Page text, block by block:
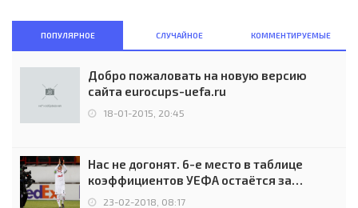
ПОПУЛЯРНОЕ СЛУЧАЙНОЕ КОММЕНТИРУЕМЫЕ
Добро пожаловать на новую версию
сайта eurocups-uefa.ru
18-01-2015, 20:45
Нас не догонят. 6-е место в таблице
коэффициентов УЕФА остаётся за
Россией
23-02-2018, 08:17